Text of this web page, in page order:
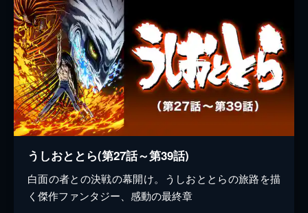
うしおととら(第27話～第39話)
白面の者との決戦の幕開け。うしおととらの旅路を描
く傑作ファンタジー、感動の最終章